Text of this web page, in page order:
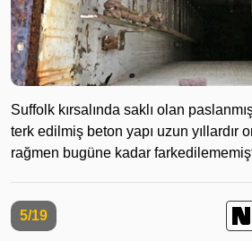
Suffolk kırsalında saklı olan
terk edilmiş beton yapı uzun yıllardır
rağmen bugüne kadar
5/19